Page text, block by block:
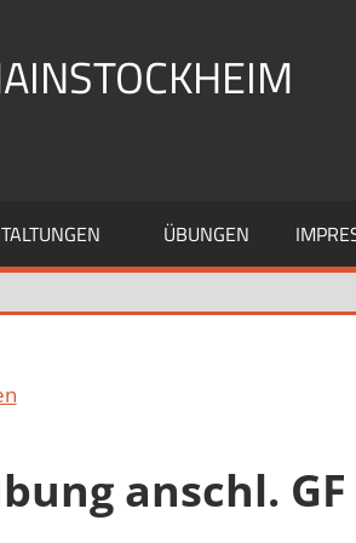
ÜBUNGEN
anschl. GF